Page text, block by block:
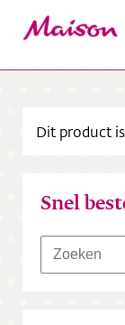
Verkooppunten
Dit product
Snel